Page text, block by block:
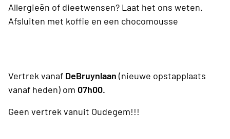
Allergieën of dieetwensen? Laat het ons weten.
Afsluiten met koffie en een chocomousse
Vertrek vanaf DeBruynlaan (nieuwe opstapplaats
vanaf heden) om 07h00.
Geen vertrek vanuit Oudegem!!!